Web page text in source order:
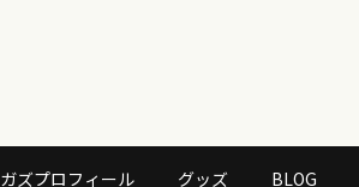
ガズプロフィール グッズ BLOG